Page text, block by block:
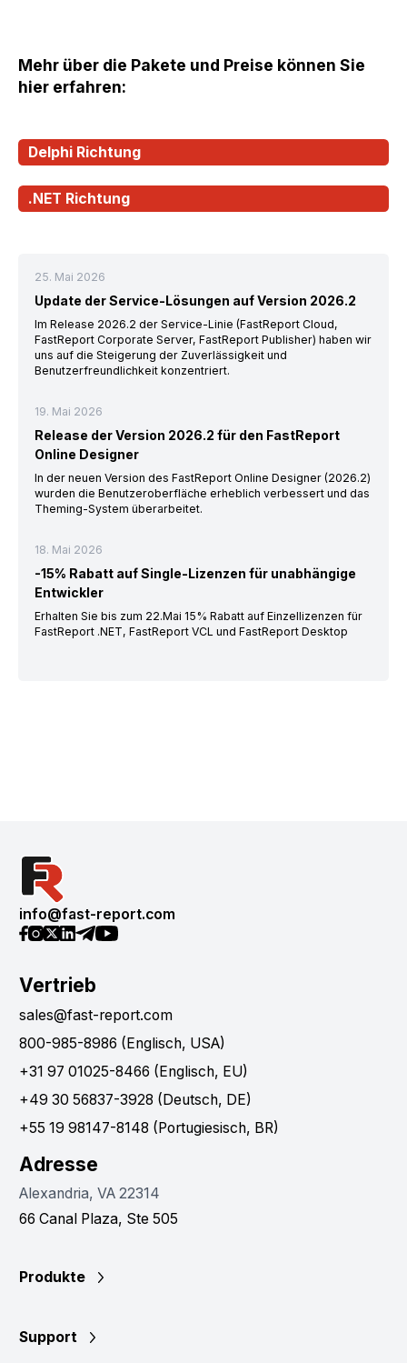
Mehr über die Pakete und Preise können Sie
hier erfahren:
Delphi Richtung
.NET Richtung
25. Mai 2026
Update der Service-Lösungen auf Version 2026.2
Im Release 2026.2 der Service-Linie (FastReport Cloud,
FastReport Corporate Server, FastReport Publisher) haben wir
uns auf die Steigerung der Zuverlässigkeit und
Benutzerfreundlichkeit konzentriert.
19. Mai 2026
Release der Version 2026.2 für den FastReport
Online Designer
In der neuen Version des FastReport Online Designer (2026.2)
wurden die Benutzeroberfläche erheblich verbessert und das
Theming-System überarbeitet.
18. Mai 2026
-15% Rabatt auf Single-Lizenzen für unabhängige
Entwickler
Erhalten Sie bis zum 22.Mai 15% Rabatt auf Einzellizenzen für
FastReport .NET, FastReport VCL und FastReport Desktop
info@fast-report.com
Vertrieb
sales@fast-report.com
800-985-8986 (Englisch, USA)
+31 97 01025-8466 (Englisch, EU)
+49 30 56837-3928 (Deutsch, DE)
+55 19 98147-8148 (Portugiesisch, BR)
Adresse
Alexandria, VA 22314
66 Canal Plaza, Ste 505
Produkte
Support